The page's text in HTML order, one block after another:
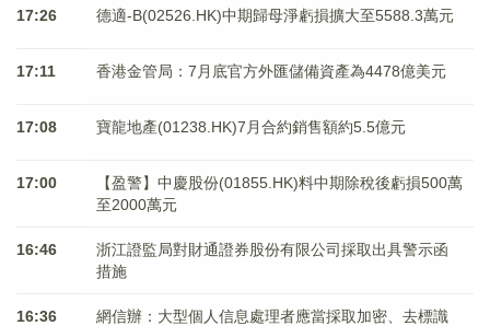
17:26 德適-B(02526.HK)中期歸母淨虧損擴大至5588.3萬元
17:11 香港金管局：7月底官方外匯儲備資產為4478億美元
17:08 寶龍地產(01238.HK)7月合約銷售額約5.5億元
17:00
【盈警】中慶股份(01855.HK)料中期除稅後虧損500萬
至2000萬元
16:46
浙江證監局對財通證券股份有限公司採取出具警示函
措施
16:36
網信辦：大型個人信息處理者應當採取加密、去標識